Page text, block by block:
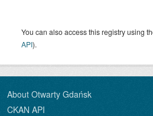
You can also access this registry using
API).
About Otwarty Gdańsk
CKAN API